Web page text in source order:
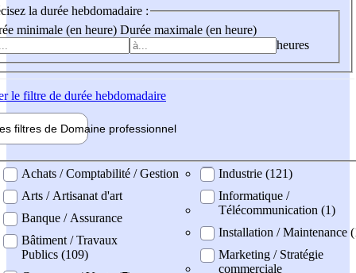
la durée hebdomadaire :
minimale (en heure) Durée maximale (en heure)
heures
le filtre de durée hebdomadaire
filtres de Domaine professionnel
professionel
Achats / Comptabilité / Gestion
Arts / Artisanat d'art
Banque / Assurance
Bâtiment / Travaux
Publics (109)
Industrie (121)
Informatique /
Télécommunication (1)
Installation / Maintenance
Marketing / Stratégie
commerciale